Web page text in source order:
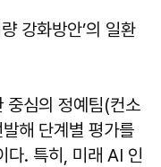
강화방안’의 일환
중심의 정예팀(컨소
해 단계별 평가를
다. 특히, 미래 AI 인